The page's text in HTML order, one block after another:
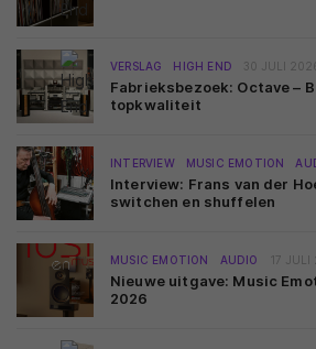
VERSLAG HIGH END 30 JULI
Fabrieksbezoek: Octave –
topkwaliteit
INTERVIEW MUSIC EMOTION
Interview: Frans van der
switchen en shuffelen
MUSIC EMOTION AUDIO 17
Nieuwe uitgave: Music
2026